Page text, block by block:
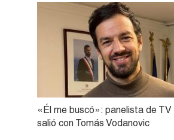
«Él me buscó»: panelista de
salió con Tomás Vodanovic